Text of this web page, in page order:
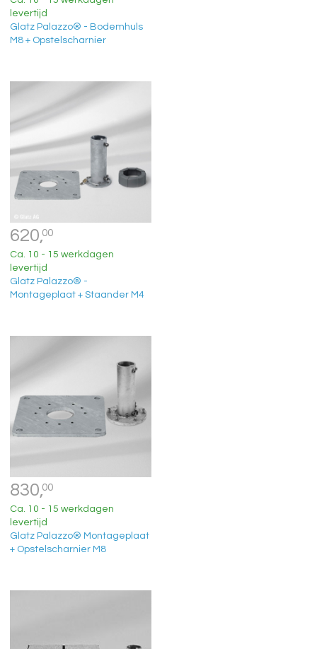
levertijd
Glatz Palazzo® - Bodemhuls
M8 + Opstelscharnier
620,00
Ca. 10 - 15 werkdagen
levertijd
Glatz Palazzo® -
Montageplaat + Staander M4
830,00
Ca. 10 - 15 werkdagen
levertijd
Glatz Palazzo® Montageplaat
+ Opstelscharnier M8